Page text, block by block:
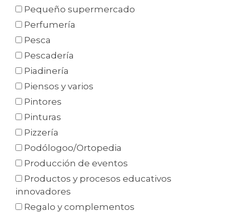
Pequeño supermercado
Perfumería
Pesca
Pescadería
Piadinería
Piensos y varios
Pintores
Pinturas
Pizzería
Podólogoo/Ortopedia
Producción de eventos
Productos y procesos educativos
innovadores
Regalo y complementos